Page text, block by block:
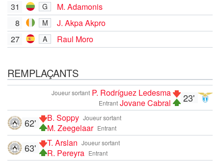
31
G
M. Adamonis
8
M
J. Akpa Akpro
27
A Raul Moro
REMPLAÇANTS
23'
Joueur sortant P. Rodríguez Ledesma
Entrant Jovane Cabral
Joueur sortant
B. Soppy
Entrant
M. Zeegelaar
62'
Joueur sortant
T. Arslan
Entrant
R. Pereyra
63'